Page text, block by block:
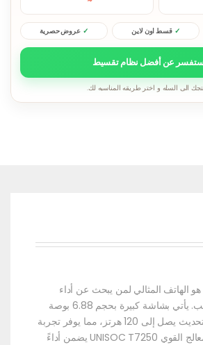
قسط اون لاين عروض حصرية
عن أفضل نظام تقسيط
الى السله و اختر طريقه المناسبه لك.
هو الهاتف المثالي لمن يبحث عن أداء
موثوق وسعر مناسب. يأتي بشاشة كبيرة بحجم 6.88 بوصة
بدقة HD+ ومعدل تحديث يصل إلى 120 هرتز، مما يوفر تجربة
مشاهدة سلسة. المعالج القوي UNISOC T7250 يضمن أداءً